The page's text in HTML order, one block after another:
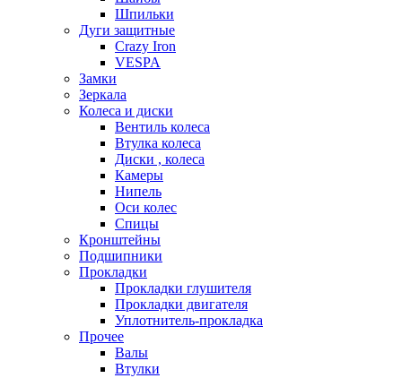
Шпильки
Дуги защитные
Crazy Iron
VESPA
Замки
Зеркала
Колеса и диски
Вентиль колеса
Втулка колеса
Диски , колеса
Камеры
Нипель
Оси колес
Спицы
Кронштейны
Подшипники
Прокладки
Прокладки глушителя
Прокладки двигателя
Уплотнитель-прокладка
Прочее
Валы
Втулки